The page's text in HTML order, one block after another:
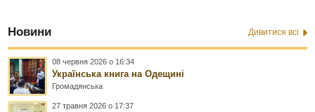
Новини Дивитися всі
08 червня 2026 о 16:34
Українська книга на Одещині
Громадянська
27 травня 2026 о 17:37